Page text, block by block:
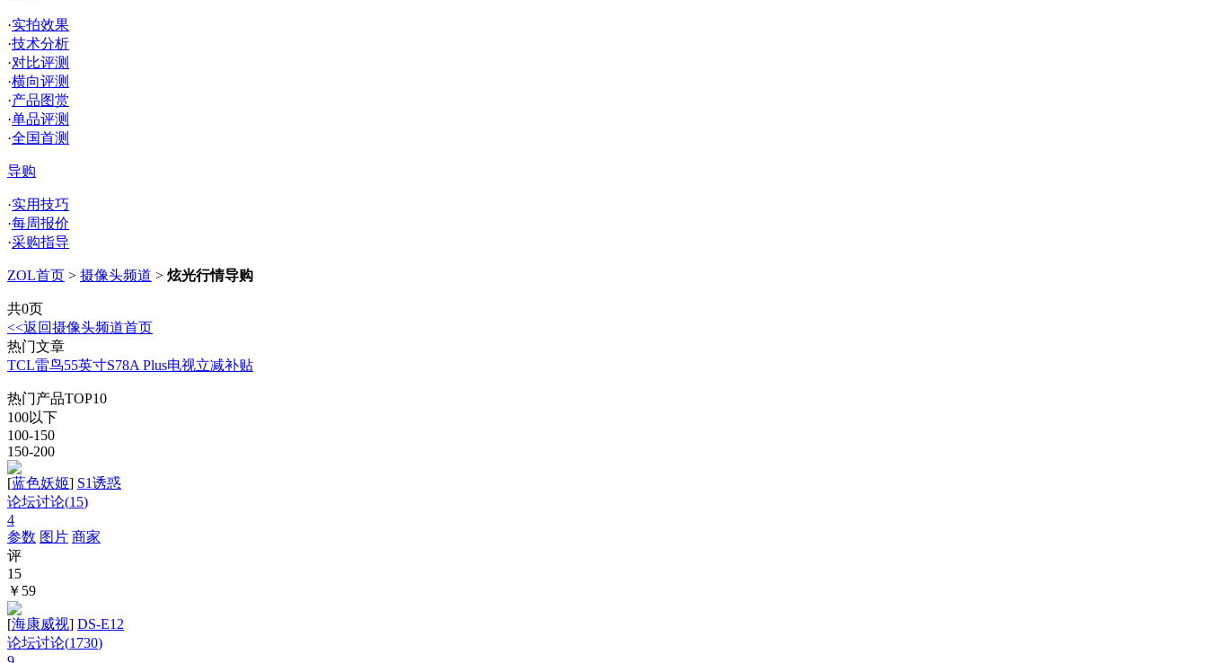
·实拍效果
·技术分析
·对比评测
·横向评测
·产品图赏
·单品评测
·全国首测
导购
·实用技巧
·每周报价
·采购指导
ZOL首页 > 摄像头频道 > 炫光行情导购
共0页
<<返回摄像头频道首页
热门文章
TCL雷鸟55英寸S78A Plus电视立减补贴
热门产品TOP10
100以下
100-150
150-200
[蓝色妖姬] S1诱惑
论坛讨论(15)
4
参数 图片 商家
评
15
￥59
[海康威视] DS-E12
论坛讨论(1730)